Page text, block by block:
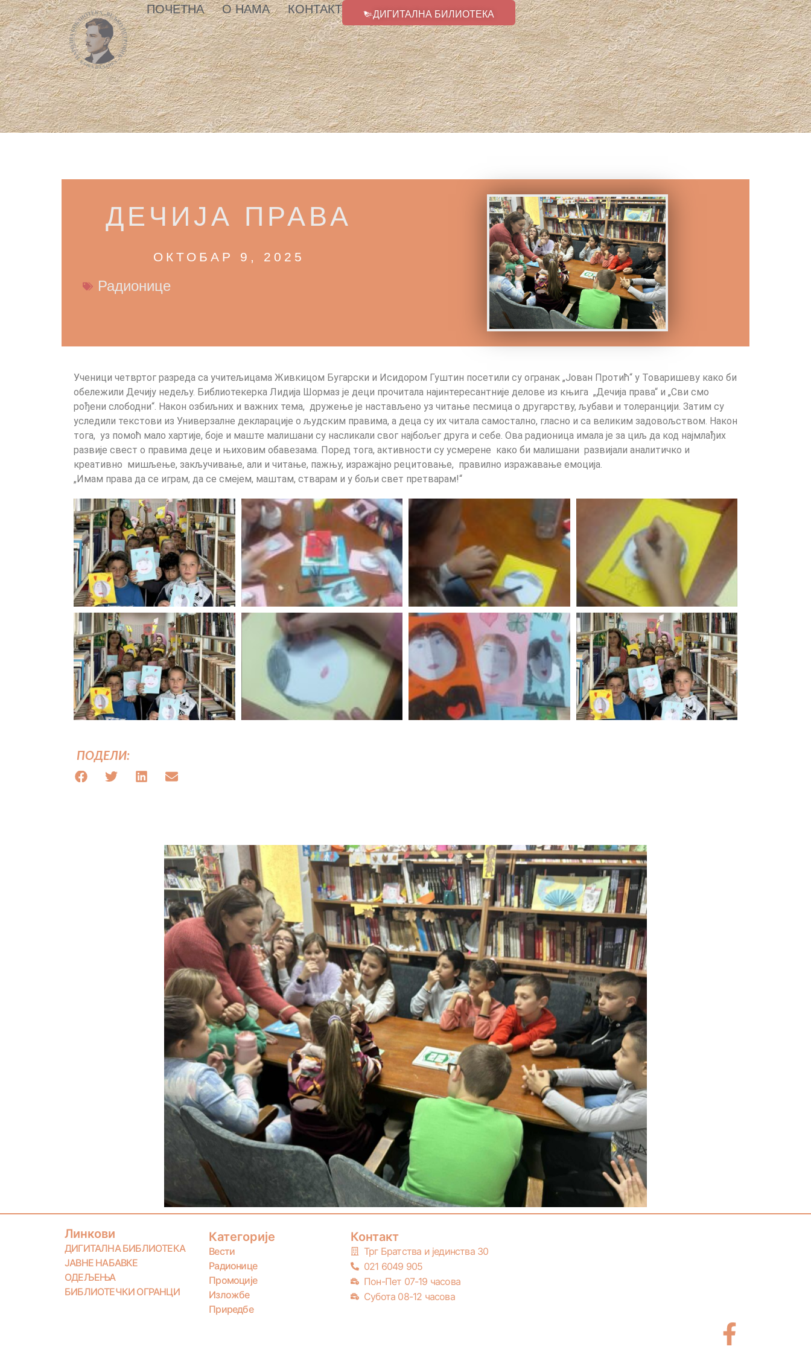
ПОЧЕТНА О НАМА КОНТАКТ ДИГИТАЛНА БИЛИОТЕКА
ДЕЧИЈА ПРАВА
ОКТОБАР 9, 2025
Радионице
Ученици четвртог разреда са учитељицама Живкицом Бугарски и Исидором Гуштин посетили су огранак „Јован Протић“ у Товаришеву како би
обележили Дечију недељу. Библиотекерка Лидија Шормаз је деци прочитала најинтересантније делове из књига „Дечија права“ и „Сви смо
рођени слободни“. Након озбиљних и важних тема, дружење је настављено уз читање песмица о другарству, љубави и толеранцији. Затим су
уследили текстови из Универзалне декларације о људским правима, а деца су их читала самостално, гласно и са великим задовољством. Након
тога, уз помоћ мало хартије, боје и маште малишани су насликали свог најбољег друга и себе. Ова радионица имала је за циљ да код најмлађих
развије свест о правима деце и њиховим обавезама. Поред тога, активности су усмерене како би малишани развијали аналитичко и
креативно мишљење, закључивање, али и читање, пажњу, изражајно рецитовање, правилно изражавање емоција.
„Имам права да се играм, да се смејем, маштам, стварам и у бољи свет претварам!“
ПОДЕЛИ:
Линкови
ДИГИТАЛНА БИБЛИОТЕКА
ЈАВНЕ НАБАВКЕ
ОДЕЉЕЊА
БИБЛИОТЕЧКИ ОГРАНЦИ
Категорије
Вести
Радионице
Промоције
Изложбе
Приредбе
Контакт
Трг Братства и јединства 30
021 6049 905
Пон-Пет 07-19 часова
Субота 08-12 часова